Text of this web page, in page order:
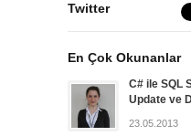
Twitter
En Çok Okunanlar
C# ile SQL
Update ve
23.05.2013